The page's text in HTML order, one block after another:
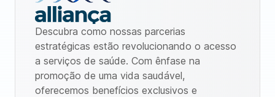
Descubra como nossas parcerias
estratégicas estão revolucionando o acesso
a serviços de saúde. Com ênfase na
promoção de uma vida saudável,
oferecemos benefícios exclusivos e